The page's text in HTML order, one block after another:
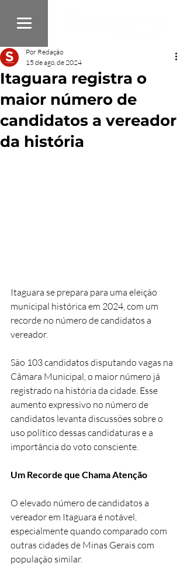
Itaguara registra o
maior número de
candidatos a vereador
da história
Por Redação
15 de ago. de 2024
Itaguara se prepara para uma eleição
municipal histórica em 2024, com um
recorde no número de candidatos a
vereador.
São 103 candidatos disputando vagas na
Câmara Municipal, o maior número já
registrado na história da cidade. Esse
aumento expressivo no número de
candidatos levanta discussões sobre o
uso político dessas candidaturas e a
importância do voto consciente.
Um Recorde que Chama Atenção
O elevado número de candidatos a
vereador em Itaguara é notável,
especialmente quando comparado com
outras cidades de Minas Gerais com
população similar.